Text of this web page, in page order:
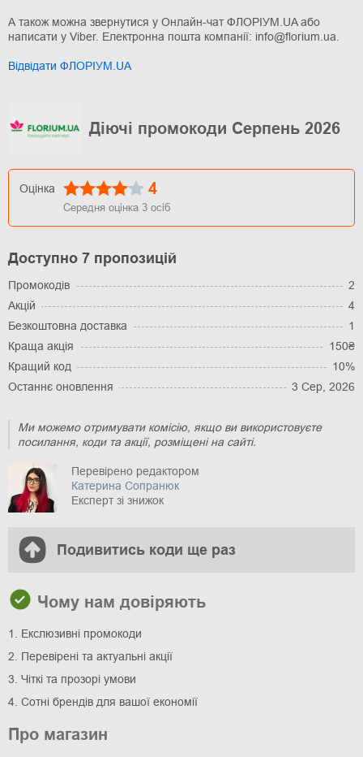
А також можна звернутися у Онлайн-чат ФЛОРІУМ.UA або
написати у Viber. Електронна пошта компанії: info@florium.ua.
Відвідати ФЛОРІУМ.UA
Діючі промокоди Серпень 2026
Оцінка 4
Середня оцінка 3 осіб
Доступно 7 пропозицій
Промокодів
2
Акцій
4
Безкоштовна доставка
1
Краща акція
150₴
Кращий код
10%
Останнє оновлення
3 Сер, 2026
Ми можемо отримувати комісію, якщо ви використовуєте
посилання, коди та акції, розміщені на сайті.
Перевірено редактором
Катерина Сопранюк
Експерт зі знижок
Подивитись коди ще раз
Чому нам довіряють
1. Екслюзивні промокоди
2. Перевірені та актуальні акції
3. Чіткі та прозорі умови
4. Сотні брендів для вашої економії
Про магазин